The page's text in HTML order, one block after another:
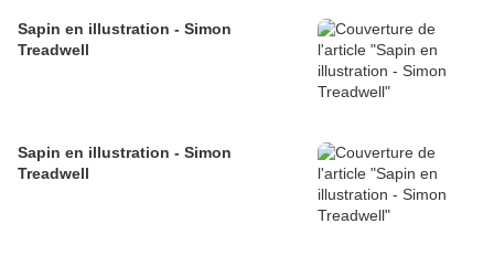
Sapin en illustration - Simon
Treadwell
Sapin en illustration - Simon
Treadwell